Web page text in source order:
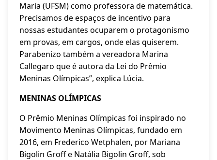
Maria (UFSM) como professora de matemática.
Precisamos de espaços de incentivo para
nossas estudantes ocuparem o protagonismo
em provas, em cargos, onde elas quiserem.
Parabenizo também a vereadora Marina
Callegaro que é autora da Lei do Prêmio
Meninas Olímpicas”, explica Lúcia.
MENINAS OLÍMPICAS
O Prêmio Meninas Olímpicas foi inspirado no
Movimento Meninas Olímpicas, fundado em
2016, em Frederico Wetphalen, por Mariana
Bigolin Groff e Natália Bigolin Groff, sob